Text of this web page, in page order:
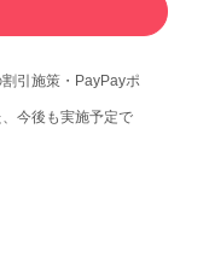
引施策・PayPayポ
今後も実施予定で